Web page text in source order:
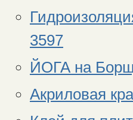
3597
ЙОГА на
Акриловая